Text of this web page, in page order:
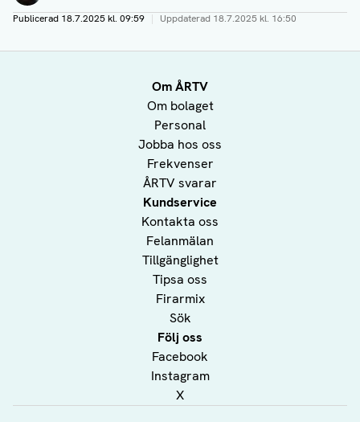
Publicerad 18.7.2025 kl. 09:59 | Uppdaterad 18.7.2025 kl. 16:50
Om ÅRTV
Om bolaget
Personal
Jobba hos oss
Frekvenser
ÅRTV svarar
Kundservice
Kontakta oss
Felanmälan
Tillgänglighet
Tipsa oss
Firarmix
Sök
Följ oss
Facebook
Instagram
X